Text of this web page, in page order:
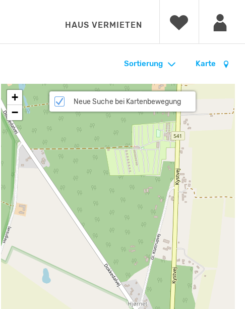
HAUS VERMIETEN
Karte
Sortierung
+
−
Neue Suche bei Kartenbewegung